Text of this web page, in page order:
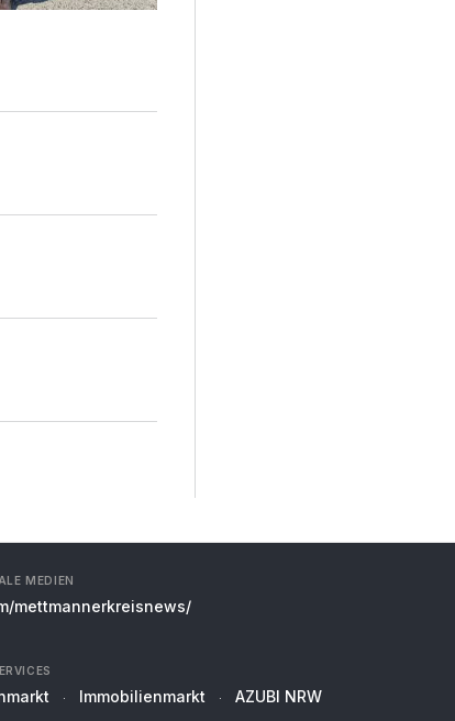
MEDIEN
mettmannerkreisnews/
Immobilienmarkt AZUBI NRW